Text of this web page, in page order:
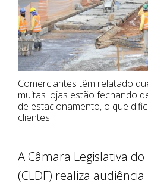
Comerciantes têm relatado
muitas lojas estão fechando
de estacionamento, o que
clientes
A Câmara Legislativa
(CLDF) realiza